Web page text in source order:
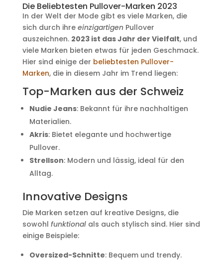
Die Beliebtesten Pullover-Marken 2023
In der Welt der Mode gibt es viele Marken, die
sich durch ihre einzigartigenPullover
auszeichnen. 2023 ist das Jahr der Vielfalt, und
viele Marken bieten etwas für jeden Geschmack.
Hier sind einige der beliebtesten Pullover-
Marken, die in diesem Jahr im Trend liegen:
Top-Marken aus der Schweiz
Nudie Jeans: Bekannt für ihre nachhaltigen
Materialien.
Akris: Bietet elegante und hochwertige
Pullover.
Strellson: Modern und lässig, ideal für den
Alltag.
Innovative Designs
Die Marken setzen auf kreative Designs, die
sowohl funktionalals auch stylisch sind. Hier sind
einige Beispiele:
Oversized-Schnitte: Bequem und trendy.